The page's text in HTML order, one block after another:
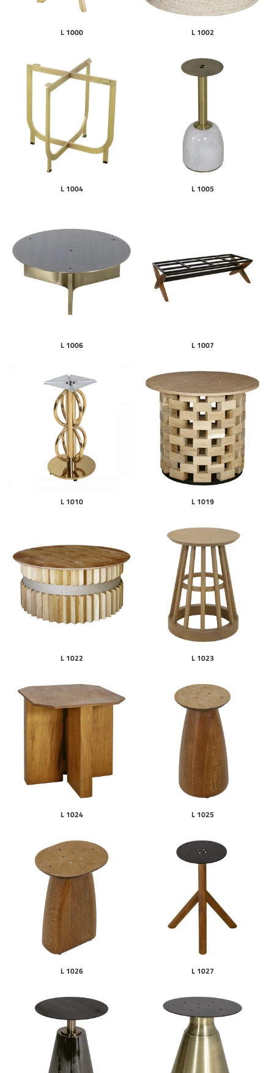
L 1000 L 1002
L 1004 L 1005
L 1006 L 1007
L 1010 L 1019
L 1022 L 1023
L 1024 L 1025
L 1026 L 1027